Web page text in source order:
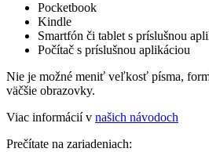
Pocketbook
Kindle
Smartfón či tablet s príslušnou
Počítač s príslušnou aplikáciou
Nie je možné meniť veľkosť písma,
väčšie obrazovky.
Viac informácií v našich návodoch
Prečítate na zariadeniach: